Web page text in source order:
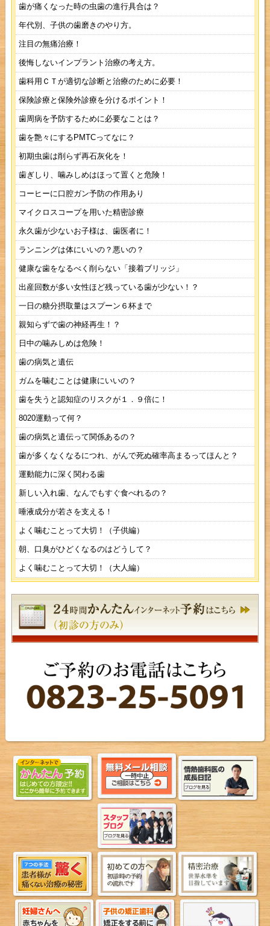
歯が痛くなった時の虫歯の進行具合は？
年代別、子供の歯磨きのやり方。
注目の無痛治療！
後悔しないインプラント治療の考え方。
歯科用ＣＴが適切な診断と治療のために必要！
保険診療と保険外診療を分けるポイント！
歯周病を予防するために必要なことは？
歯を艶々にするPMTCってなに？
初期虫歯は削らず再石灰化を！
歯ぎしり、噛みしめはほって置くと危険！
コーヒーに口腔ガン予防の作用あり
マイクロスコープを用いた精密診療
永久歯が少ないお子様は、歯医者に！
ランニングは体にいいの？悪いの？
健康な歯をなるべく削らない「接着ブリッジ」
出産回数が多い女性ほど残っている歯が少ない！？
一日の糖分摂取量はスプーン６杯まで
親知らずで歯の神経再生！？
日中の噛みしめは危険！
歯の病気と遺伝
ガムを噛むことは健康にいいの？
歯を失うと認知症のリスクが１．９倍に！
8020運動って何？
歯の病気と遺伝って関係あるの？
歯が多くなくなるにつれ、がんで死ぬ確率高まるってほんと？
運動能力に深く関わる歯
新しい入れ歯、なんでもすぐ食べれるの？
唾液成分が若さを支える！
よく噛むことって大切！（子供編）
朝、口臭がひどくなるのはどうして？
よく噛むことって大切！（大人編）